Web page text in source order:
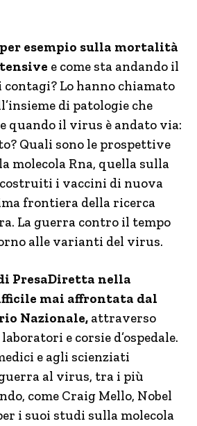
esempio sulla mortalità
e come sta andando il
Lo hanno chiamato
di patologie che
quando il virus è andato via:
Quali sono le prospettive
molecola Rna, quella sulla
i vaccini di nuova
frontiera della ricerca
La guerra contro il tempo
alle varianti del virus.
PresaDiretta nella
mai affrontata dal
Nazionale, attraverso
e corsie d’ospedale.
e agli scienziati
al virus, tra i più
come Craig Mello, Nobel
i suoi studi sulla molecola